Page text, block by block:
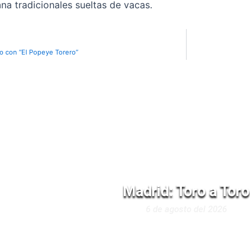
tradicionales sueltas de vacas.
“El Popeye Torero”
Madrid: Toro a Toro